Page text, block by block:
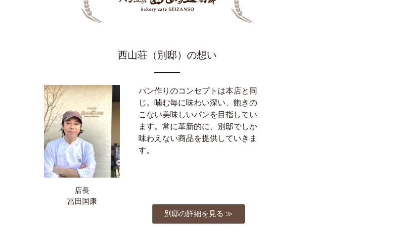
西山荘 （別邸） の想い
店長
冨田国康
パン作りのコンセプトは本店と同
じ。噛む毎に味わい深い、飽きの
こない美味しいパンを目指してい
ます。常に革新的に、別邸でしか
味わえない商品を提供していきま
す。
別邸の詳細を見る ≫